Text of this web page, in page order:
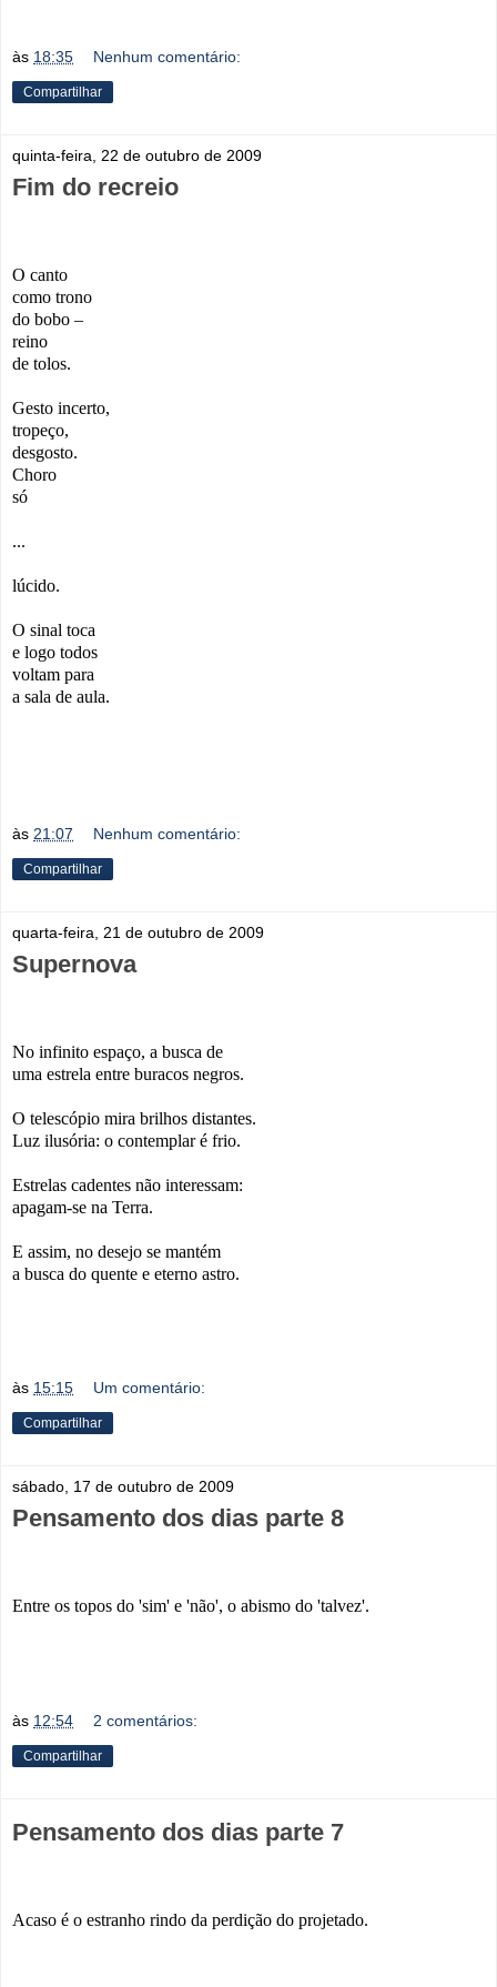
às 18:35 Nenhum comentário:
Compartilhar
quinta-feira, 22 de outubro de 2009
Fim do recreio
O canto
como trono
do bobo –
reino
de tolos.
Gesto incerto,
tropeço,
desgosto.
Choro
só
...
lúcido.
O sinal toca
e logo todos
voltam para
a sala de aula.
às 21:07 Nenhum comentário:
Compartilhar
quarta-feira, 21 de outubro de 2009
Supernova
No infinito espaço, a busca de
uma estrela entre buracos negros.
O telescópio mira brilhos distantes.
Luz ilusória: o contemplar é frio.
Estrelas cadentes não interessam:
apagam-se na Terra.
E assim, no desejo se mantém
a busca do quente e eterno astro.
às 15:15 Um comentário:
Compartilhar
sábado, 17 de outubro de 2009
Pensamento dos dias parte 8
Entre os topos do 'sim' e 'não', o abismo do 'talvez'.
às 12:54 2 comentários:
Compartilhar
Pensamento dos dias parte 7
Acaso é o estranho rindo da perdição do projetado.